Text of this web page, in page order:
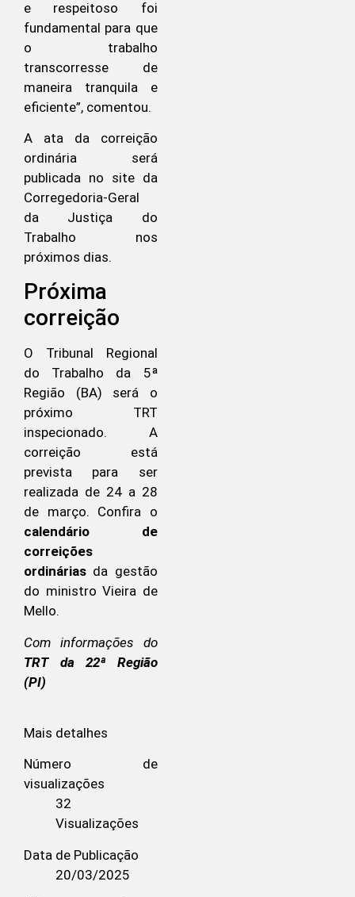
e respeitoso foi
fundamental para que
o trabalho
transcorresse de
maneira tranquila e
eficiente”, comentou.
A ata da correição
ordinária será
publicada no site da
Corregedoria-Geral
da Justiça do
Trabalho nos
próximos dias.
Próxima
correição
O Tribunal Regional
do Trabalho da 5ª
Região (BA) será o
próximo TRT
inspecionado. A
correição está
prevista para ser
realizada de 24 a 28
de março. Confira o
calendário de
correições
ordinárias da gestão
do ministro Vieira de
Mello.
Com informações do
TRT da 22ª Região
(PI)
Mais detalhes
Número de
visualizações
32
Visualizações
Data de Publicação
20/03/2025